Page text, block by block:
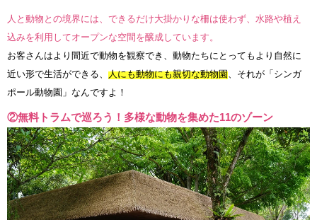
人と動物との境界には、できるだけ大掛かりな柵は使わず、水路や植え
込みを利用してオープンな空間を醸成しています。
お客さんはより間近で動物を観察でき、動物たちにとってもより自然に
近い形で生活ができる、 人にも動物にも親切な動物園、それが「シンガ
ポール動物園」なんですよ！
②無料トラムで巡ろう！多様な動物を集めた11のゾーン